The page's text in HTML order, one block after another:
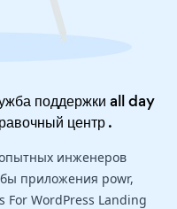
поддержки all day
центр.
инженеров
приложения powr,
For WordPress Landing